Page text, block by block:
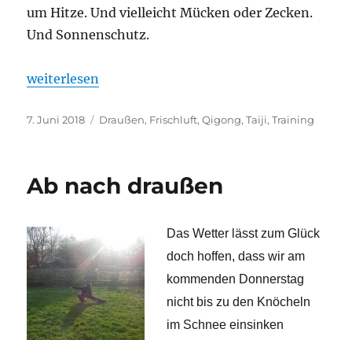
um Hitze. Und vielleicht Mücken oder Zecken.
Und Sonnenschutz.
„Ab nach draußen II“
weiterlesen
Veröffentlicht
7. Juni 2018 Schlagwörter
Draußen, Frischluft,Qigong,Taiji,Training
Ab nach draußen
Das Wetter lässt zum Glück
doch hoffen, dass wir am
kommenden Donnerstag
nicht bis zu den Knöcheln
im Schnee einsinken